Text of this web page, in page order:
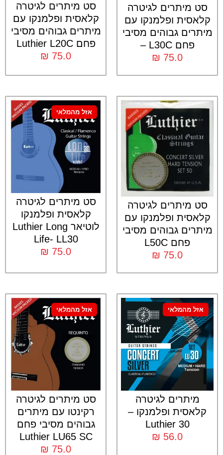
סט מיתרים לגיטרה
קלאסית ופלמנקו עם
מיתרים גבוהים מסיבי
פחם L30C –
₪ 75.0
סט מיתרים לגיטרה
קלאסית ופלמנקו עם
מיתרים גבוהים מסיבי
פחם Luthier L20C
₪ 75.0
סט מיתרים לגיטרה
קלאסית ופלמנקו עם
מיתרים גבוהים מסיבי
פחם L50C
₪ 75.0
אזל מהמלאי
סט מיתרים לגיטרה
קלאסית ופלמנקו
לוטיאר Luthier Long
Life- LL30
₪ 75.0
אזל מהמלאי
מיתרים לגיטרה
קלאסית ופלמנקו –
Luthier 30
₪ 56.0
אזל מהמלאי
סט מיתרים לגיטרה
רקינטו עם מיתרים
גבוהים מסיבי פחם
Luthier LU65 SC
₪ 75.0